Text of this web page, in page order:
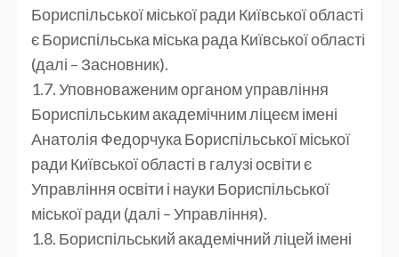
Бориспільської міської ради Київської області
є Бориспільська міська рада Київської області
(далі – Засновник).
1.7. Уповноваженим органом управління
Бориспільським академічним ліцеєм імені
Анатолія Федорчука Бориспільської міської
ради Київської області в галузі освіти є
Управління освіти і науки Бориспільської
міської ради (далі – Управління).
1.8. Бориспільський академічний ліцей імені